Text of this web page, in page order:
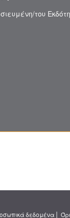
του Εκδότη
δεδομένα |